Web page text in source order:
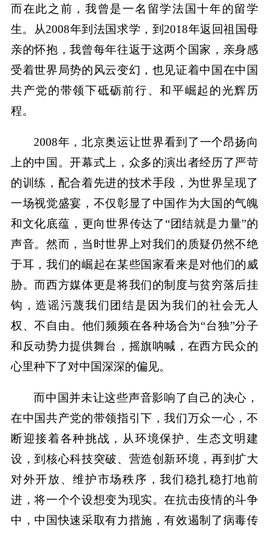
而在此之前，我曾是一名留学法国十年的留学
生。从2008年到法国求学，到2018年返回祖国母
亲的怀抱，我曾每年往返于这两个国家，亲身感
受着世界局势的风云变幻，也见证着中国在中国
共产党的带领下砥砺前行、和平崛起的光辉历
程。
2008年，北京奥运让世界看到了一个昂扬向
上的中国。开幕式上，众多的演出者经历了严苛
的训练，配合着先进的技术手段，为世界呈现了
一场视觉盛宴，不仅彰显了中国作为大国的气魄
和文化底蕴，更向世界传达了“团结就是力量”的
声音。然而，当时世界上对我们的质疑仍然不绝
于耳，我们的崛起在某些国家看来是对他们的威
胁。而西方媒体更是将我们的制度与贫穷落后挂
钩，造谣污蔑我们团结是因为我们的社会无人
权、不自由。他们频频在各种场合为“台独”分子
和反动势力提供舞台，摇旗呐喊，在西方民众的
心里种下了对中国深深的偏见。
而中国并未让这些声音影响了自己的决心，
在中国共产党的带领指引下，我们万众一心，不
断迎接着各种挑战，从环境保护、生态文明建
设，到核心科技突破、营造创新环境，再到扩大
对外开放、维护市场秩序，我们稳扎稳打地前
进，将一个个设想变为现实。在抗击疫情的斗争
中，中国快速采取有力措施，有效遏制了病毒传